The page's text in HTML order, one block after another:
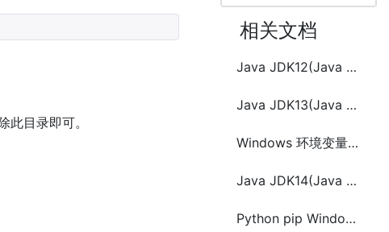
此目录即可。
相关文档
Java JDK12(Java 12)在windows上的安装和环境变量配置
Java JDK13(Java 13) 在Linux上安装与环境变量配置
Windows 环境变量简介及配置方法
Java JDK14(Java 14) 在Linux上手动安装配置和Jabba版本管理工具
Python pip Windows上安装与配置方法(Python 2和Python 3)